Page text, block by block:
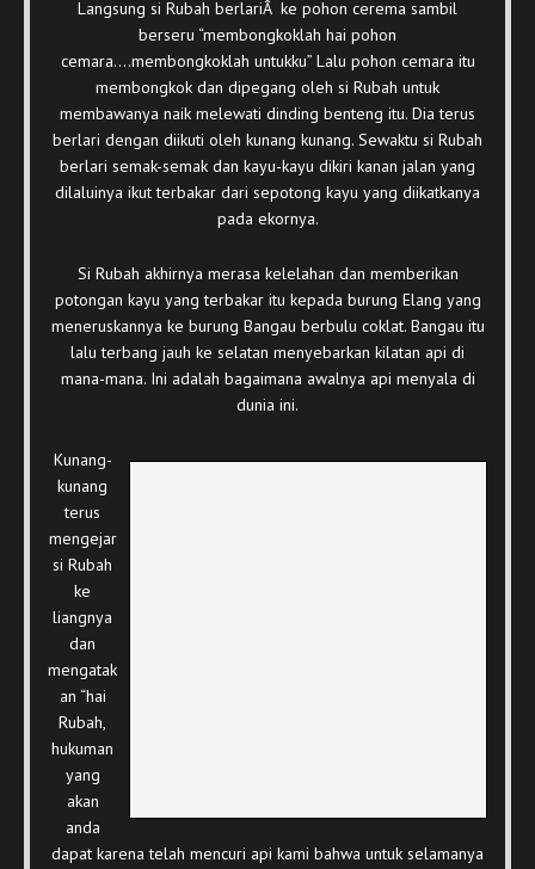
Langsung si Rubah berlariÂ ke pohon cerema sambil
berseru “membongkoklah hai pohon
cemara….membongkoklah untukku” Lalu pohon cemara itu
membongkok dan dipegang oleh si Rubah untuk
membawanya naik melewati dinding benteng itu. Dia terus
berlari dengan diikuti oleh kunang kunang. Sewaktu si Rubah
berlari semak-semak dan kayu-kayu dikiri kanan jalan yang
dilaluinya ikut terbakar dari sepotong kayu yang diikatkanya
pada ekornya.
Si Rubah akhirnya merasa kelelahan dan memberikan
potongan kayu yang terbakar itu kepada burung Elang yang
meneruskannya ke burung Bangau berbulu coklat. Bangau itu
lalu terbang jauh ke selatan menyebarkan kilatan api di
mana-mana. Ini adalah bagaimana awalnya api menyala di
dunia ini.
Kunang-
kunang
terus
mengejar
si Rubah
ke
liangnya
dan
mengatak
an “hai
Rubah,
hukuman
yang
akan
anda
dapat karena telah mencuri api kami bahwa untuk selamanya